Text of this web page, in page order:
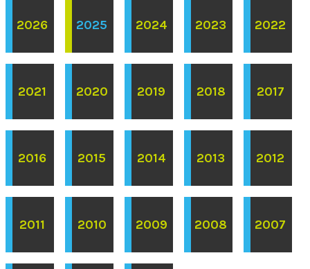
2026 2025 2024 2023 2022
2021 2020 2019 2018 2017
2016 2015 2014 2013 2012
2011 2010 2009 2008 2007